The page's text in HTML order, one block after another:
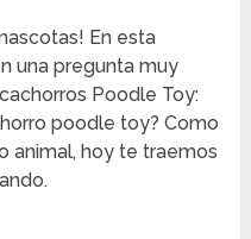
En esta
una pregunta muy
Poodle Toy:
poodle toy? Como
animal, hoy te traemos